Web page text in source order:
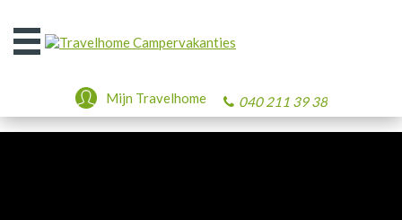
Open
het
040 211 39 38
Mijn Travelhome